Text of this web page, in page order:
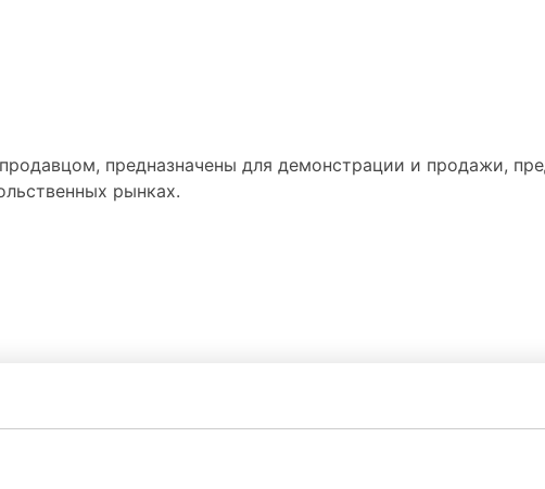
предназначены для демонстрации и продажи,
рынках.